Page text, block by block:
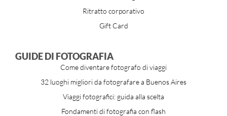
Ritratto corporativo
Gift Card
GUIDE DI FOTOGRAFIA
Come diventare fotografo di viaggi
32 luoghi migliori da fotografare a Buenos Aires
Viaggi fotografici: guida alla scelta
Fondamenti di fotografia con flash